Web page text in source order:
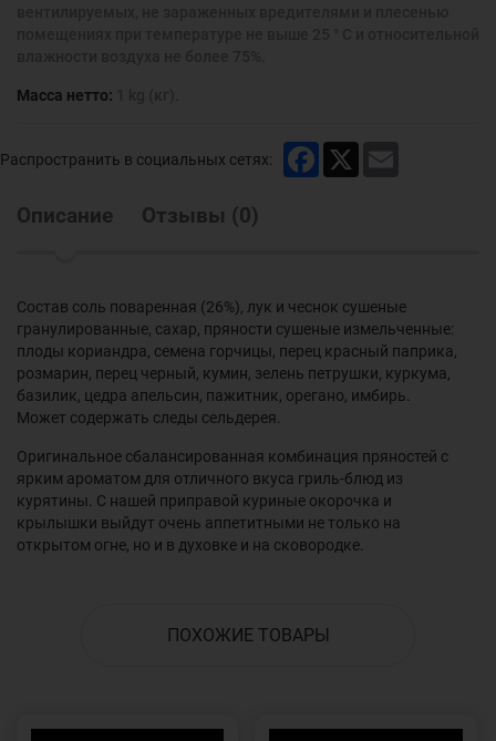
Масса нетто:
Распространить в социальных сетях: Facebook
Описание Отзывы (0)
Состав соль поваренная (26%), лук и чеснок сушеные
гранулированные, сахар, пряности сушеные измельченные:
плоды кориандра, семена горчицы, перец красный паприка,
розмарин, перец черный, кумин, зелень петрушки, куркума,
базилик, цедра апельсин, пажитник, орегано, имбирь.
Может содержать следы сельдерея.
Оригинальное сбалансированная комбинация пряностей с
ярким ароматом для отличного вкуса гриль-блюд из
курятины. С нашей приправой куриные окорочка и
крылышки выйдут очень аппетитными не только на
открытом огне, но и в духовке и на сковородке.
ПОХОЖИЕ ТОВАРЫ